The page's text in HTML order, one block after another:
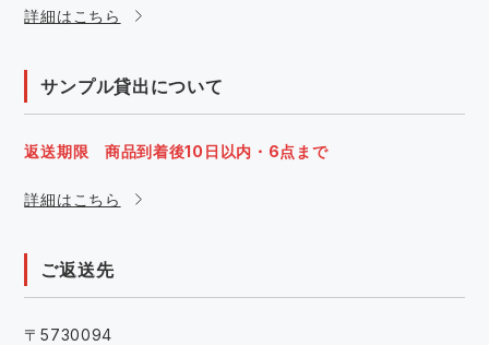
詳細はこちら
サンプル貸出について
返送期限 商品到着後10日以内・6点まで
詳細はこちら
ご返送先
〒5730094